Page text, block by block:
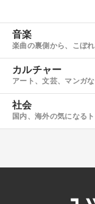
音楽
楽曲の裏側から、こぼ
カルチャー
アート、文芸、マンガ
社会
国内、海外の気になる